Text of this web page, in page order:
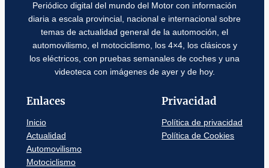
Periódico digital del mundo del Motor con información
diaria a escala provincial, nacional e internacional sobre
temas de actualidad general de la automoción, el
automovilismo, el motociclismo, los 4×4, los clásicos y
los eléctricos, con pruebas semanales de coches y una
videoteca con imágenes de ayer y de hoy.
Enlaces
Inicio
Actualidad
Automovilismo
Motociclismo
Privacidad
Política de privacidad
Política de Cookies